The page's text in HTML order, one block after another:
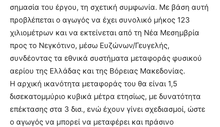
σημασία του έργου, τη σχετική συμφωνία. Με βάση αυτή
προβλέπεται ο αγωγός να έχει συνολικό μήκος 123
χιλιομέτρων και να εκτείνεται από τη Νέα Μεσημβρία
προς το Νεγκότινο, μέσω Ευζώνων/Γευγελής,
συνδέοντας τα εθνικά συστήματα μεταφοράς φυσικού
αερίου της Ελλάδας και της Βόρειας Μακεδονίας.
Η αρχική ικανότητα μεταφοράς του θα είναι 1,5
δισεκατομμύριο κυβικά μέτρα ετησίως, με δυνατότητα
επέκτασης στα 3 δισ., ενώ έχουν γίνει σχεδιασμοί, ώστε
ο αγωγός να μπορεί να μεταφέρει και πράσινο